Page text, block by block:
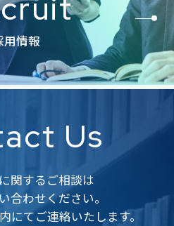
用情報
Us
関するご相談は
合わせください。
にてご連絡いたします。